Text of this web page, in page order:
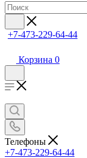
+7-473-229-64-44
Корзина 0
Телефоны
+7-473-229-64-44